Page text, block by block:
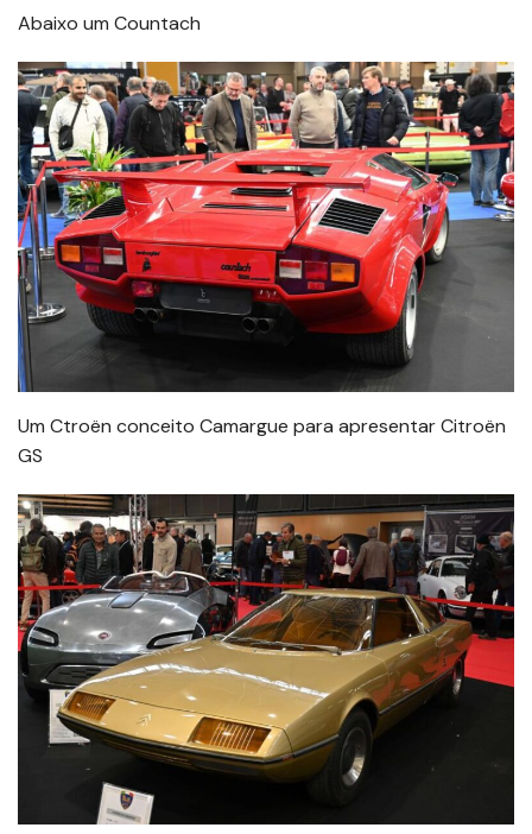
Abaixo um Countach
Um Ctroën conceito Camargue para apresentar Citroën
GS